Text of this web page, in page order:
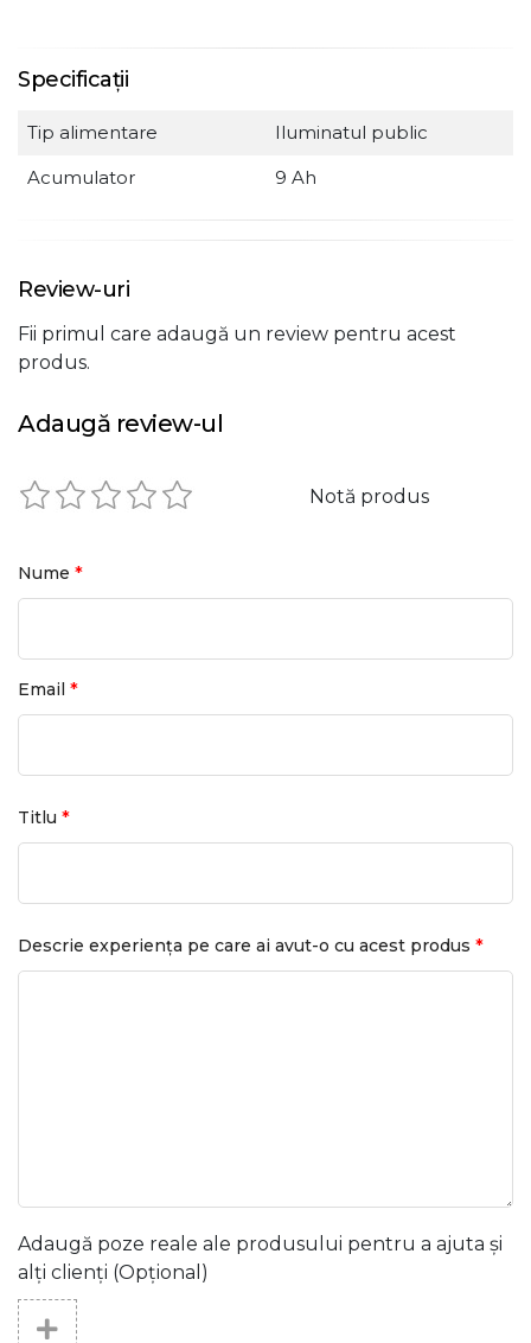
Specificații
Tip alimentare
Iluminatul public
Acumulator
9 Ah
Review-uri
Fii primul care adaugă un review pentru acest
produs.
Adaugă review-ul
Notă produs
Nume *
Email *
Titlu *
Descrie experiența pe care ai avut-o cu acest produs *
Adaugă poze reale ale produsului pentru a ajuta și
alți clienți (Opțional)